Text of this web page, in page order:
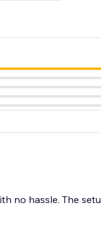
no hassle. The